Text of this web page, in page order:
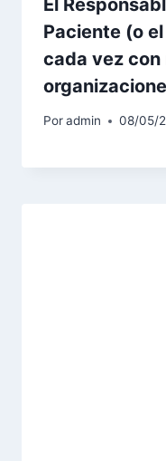
El
Paciente (o
cada vez con
Poradmin 08/05/